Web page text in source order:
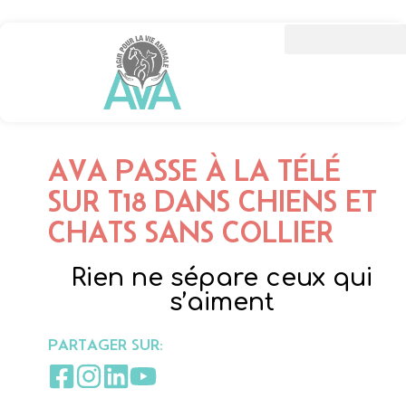
AVA PASSE À LA TÉLÉ
SUR T18 DANS CHIENS ET
CHATS SANS COLLIER
Rien ne sépare ceux qui
s’aiment
PARTAGER SUR: